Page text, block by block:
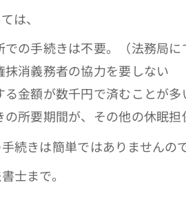
は、
での手続きは不要。（法務局に
抹消義務者の協力を要しない
る金額が数千円で済むことが多
の所要期間が、その他の休眠
続きは簡単ではありませんの
士まで。